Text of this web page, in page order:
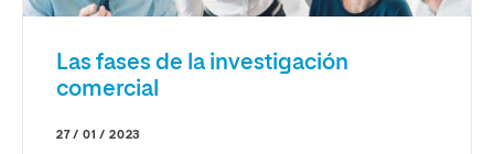
Las fases de la investigación
comercial
27 / 01 / 2023